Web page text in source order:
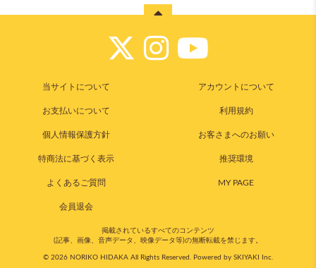
当サイトについて アカウントについて
お支払いについて 利用規約
個人情報保護方針 お客さまへのお願い
特商法に基づく表示 推奨環境
よくあるご質問 MY PAGE
会員退会
掲載されているすべてのコンテンツ
(記事、画像、音声データ、映像データ等)の無断転載を禁じます。
© 2026 NORIKO HIDAKA All Rights Reserved. Powered by SKIYAKI Inc.